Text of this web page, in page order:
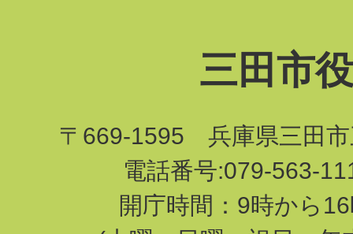
三田市
〒669-1595 兵庫県三田市
電話番号:079-563-
開庁時間：9時から